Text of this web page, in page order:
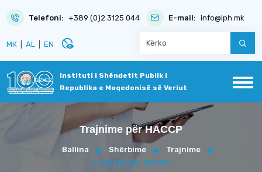
Telefoni: +389 (0)2 3125 044 E-mail: info@iph.mk
МК AL EN disabled_visible
Instituti i Shëndetit Publik i
Republika e Maqedonisë së Veriut
Trajnime për HACCP
Ballina Shërbime
Trajnime
Trajnime për HACCP